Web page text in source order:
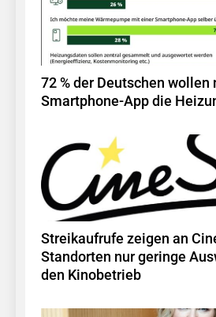
72 % der Deutschen wollen
Smartphone-App die
Streikaufrufe zeigen an
Standorten nur geringe
den Kinobetrieb